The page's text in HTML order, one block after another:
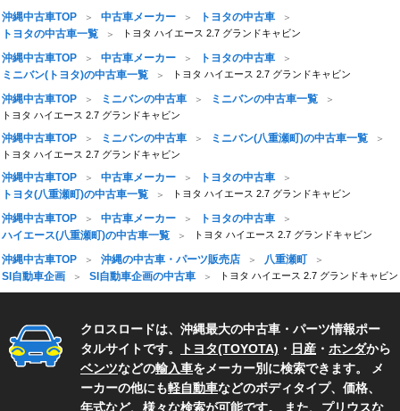
沖縄中古車TOP 中古車メーカー
トヨタの中古車
トヨタの中古車一覧
トヨタ ハイエース 2.7 グランドキャビン
沖縄中古車TOP 中古車メーカー
トヨタの中古車
ミニバン(トヨタ)の中古車一覧
トヨタ ハイエース 2.7 グランドキャビン
沖縄中古車TOP ミニバンの中古車 ミニバンの中古車一覧
トヨタ ハイエース 2.7 グランドキャビン
沖縄中古車TOP ミニバンの中古車 ミニバン(八重瀬町)の中古車一覧
トヨタ ハイエース 2.7 グランドキャビン
沖縄中古車TOP 中古車メーカー
トヨタの中古車
トヨタ(八重瀬町)の中古車一覧
トヨタ ハイエース 2.7 グランドキャビン
沖縄中古車TOP 中古車メーカー
トヨタの中古車
ハイエース(八重瀬町)の中古車一覧
トヨタ ハイエース 2.7 グランドキャビン
沖縄中古車TOP 沖縄の中古車・パーツ販売店
八重瀬町
SI自動車企画
SI自動車企画の中古車 トヨタ ハイエース 2.7 グランドキャビン
クロスロードは、沖縄最大の中古車・パーツ情報ポー
タルサイトです。
トヨタ(TOYOTA) ・ 日産 ・ ホンダから
ベンツなどの輸入車をメーカー別に検索できます。 メ
ーカーの他にも軽自動車などのボディタイプ、価格、
年式など、様々な検索が可能です。 また、 プリウスな